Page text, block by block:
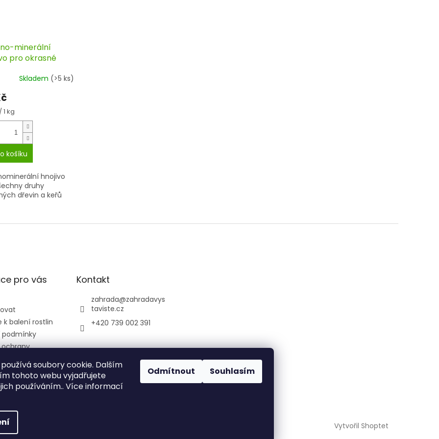
soubory cookie. Dalším
tohoto webu vyjadřujete
používáním.. Více informací
Odmítnout Souhlasím
minerální
pro okrasné
Skladem (>5 ks)
1 kg
košíku
hnojivo
druhy
dřevin a keřů
pro vás
k balení rostlin
a
Kontakt
zahrada@zahradavys
taviste.cz
+420 739 002 391
Vytvořil Shoptet
vyhrazena.